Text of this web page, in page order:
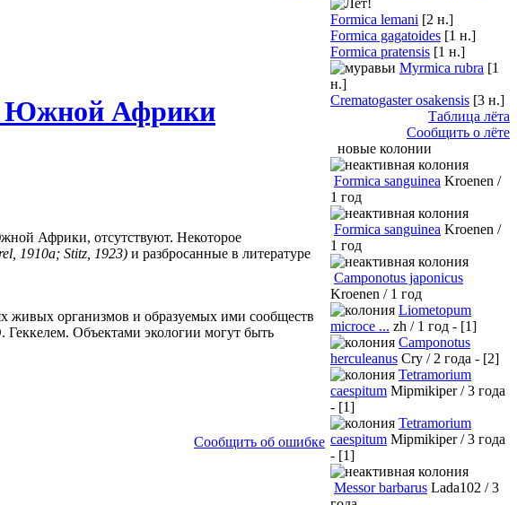
Южной Африки
Африки, отсутствуют. Некоторое
1910а; Stitz, 1923) и разбросанные в литературе
живых организмов и образуемых ими сообществ
Объектами экологии могут быть
Сообщить об ошибке
Formica lemani [2 н.]
Formica gagatoides [1 н.]
Formica pratensis [1 н.]
Myrmica rubra [1
н.]
Crematogaster osakensis [3 н.]
Таблица лёта
Сообщить о лёте
новые колонии
Formica sanguinea Kroenen /
1 год
Formica sanguinea Kroenen /
1 год
Camponotus japonicus
Kroenen / 1 год
Liometopum
microce ... zh / 1 год - [1]
Camponotus
herculeanus Cry / 2 года - [2]
Tetramorium
caespitum Mipmikiper / 3 года
- [1]
Tetramorium
caespitum Mipmikiper / 3 года
- [1]
Messor barbarus Lada102 / 3